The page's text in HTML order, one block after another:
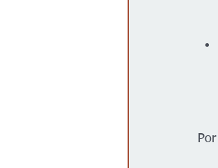
Por